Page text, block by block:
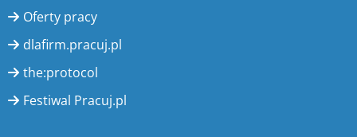
Oferty pracy
dlafirm.pracuj.pl
the:protocol
Festiwal Pracuj.pl